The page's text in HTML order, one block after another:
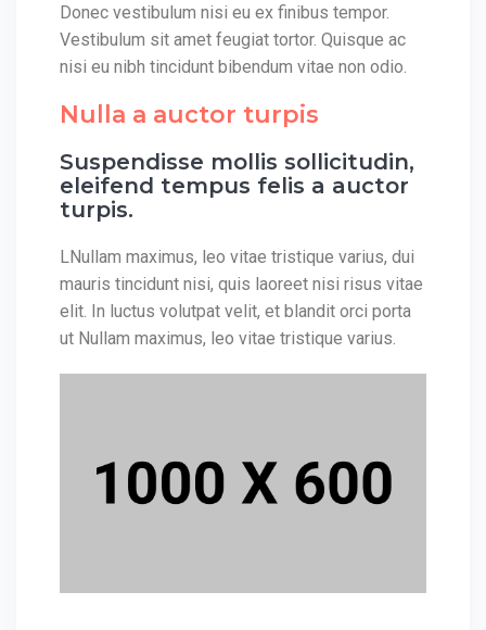
Donec vestibulum nisi eu ex finibus tempor.
Vestibulum sit amet feugiat tortor. Quisque ac
nisi eu nibh tincidunt bibendum vitae non odio.
Nulla a auctor turpis
Suspendisse mollis sollicitudin,
eleifend tempus felis a auctor
turpis.
LNullam maximus, leo vitae tristique varius, dui
mauris tincidunt nisi, quis laoreet nisi risus vitae
elit. In luctus volutpat velit, et blandit orci porta
ut Nullam maximus, leo vitae tristique varius.